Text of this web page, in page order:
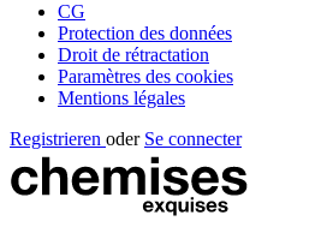
CG
Protection des données
Droit de rétractation
Paramètres des cookies
Mentions légales
Registrieren oder Se connecter